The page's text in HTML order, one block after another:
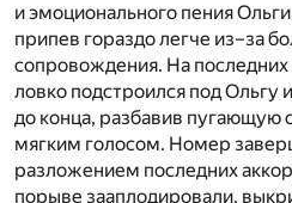
и эмоционального пения
припев гораздо легче из–за
сопровождения. На последних
ловко подстроился под Ольгу
до конца, разбавив пугающую
мягким голосом. Номер
разложением последних
порыве зааплодировали,